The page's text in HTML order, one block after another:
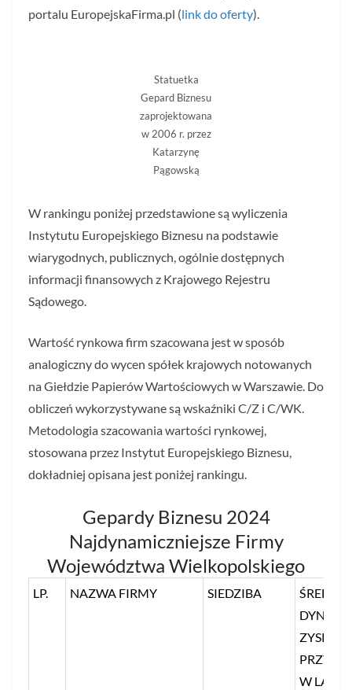
portalu EuropejskaFirma.pl (link do oferty).
Statuetka
Gepard Biznesu
zaprojektowana
w 2006 r. przez
Katarzynę
Pągowską
W rankingu poniżej przedstawione są wyliczenia
Instytutu Europejskiego Biznesu na podstawie
wiarygodnych, publicznych, ogólnie dostępnych
informacji finansowych z Krajowego Rejestru
Sądowego.
Wartość rynkowa firm szacowana jest w sposób
analogiczny do wycen spółek krajowych notowanych
na Giełdzie Papierów Wartościowych w Warszawie. Do
obliczeń wykorzystywane są wskaźniki C/Z i C/WK.
Metodologia szacowania wartości rynkowej,
stosowana przez Instytut Europejskiego Biznesu,
dokładniej opisana jest poniżej rankingu.
Gepardy Biznesu 2024
Najdynamiczniejsze Firmy
Województwa Wielkopolskiego
LP. NAZWA FIRMY SIEDZIBA
ZYSKU I
W